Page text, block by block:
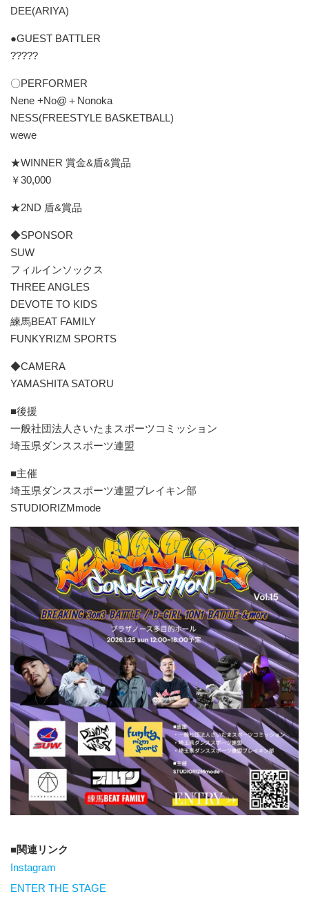
DEE(ARIYA)
●GUEST BATTLER
?????
〇PERFORMER
Nene +No@＋Nonoka
NESS(FREESTYLE BASKETBALL)
wewe
★WINNER 賞金&盾&賞品
￥30,000
★2ND 盾&賞品
◆SPONSOR
SUW
フィルインソックス
THREE ANGLES
DEVOTE TO KIDS
練馬BEAT FAMILY
FUNKYRIZM SPORTS
◆CAMERA
YAMASHITA SATORU
■後援
一般社団法人さいたまスポーツコミッション
埼玉県ダンススポーツ連盟
■主催
埼玉県ダンススポーツ連盟ブレイキン部
STUDIORIZMmode
関連リンク
Instagram
ENTER THE STAGE